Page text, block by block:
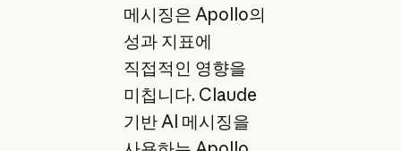
메시징은 Apollo의
성과 지표에
직접적인 영향을
미칩니다. Claude
기반 AI 메시징을